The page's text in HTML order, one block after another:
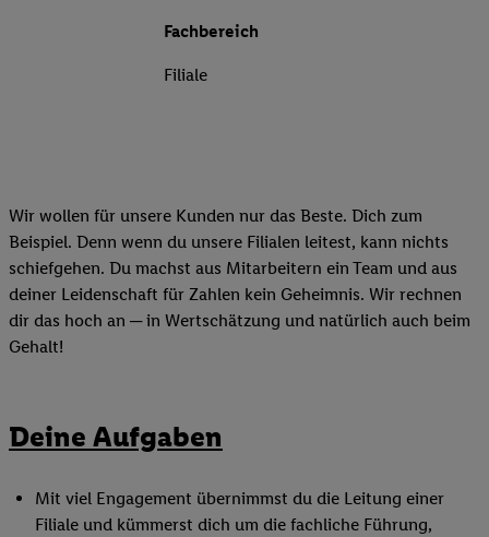
Fachbereich
Filiale
Wir wollen für unsere Kunden nur das Beste. Dich zum
Beispiel. Denn wenn du unsere Filialen leitest, kann nichts
schiefgehen. Du machst aus Mitarbeitern ein Team und aus
deiner Leidenschaft für Zahlen kein Geheimnis. Wir rechnen
dir das hoch an ─ in Wertschätzung und natürlich auch beim
Gehalt!
Deine Aufgaben
Mit viel Engagement übernimmst du die Leitung einer
Filiale und kümmerst dich um die fachliche Führung,